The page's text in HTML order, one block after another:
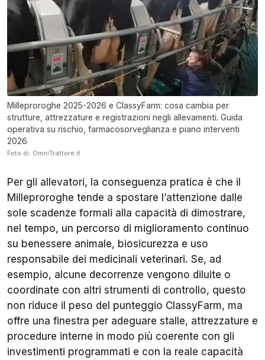
Milleproroghe 2025-2026 e ClassyFarm: cosa cambia per
strutture, attrezzature e registrazioni negli allevamenti. Guida
operativa su rischio, farmacosorveglianza e piano interventi
2026
Foto di: OmniTrattore.it
Per gli allevatori, la conseguenza pratica è che il
Milleproroghe tende a spostare l’attenzione dalle
sole scadenze formali alla capacità di dimostrare,
nel tempo, un percorso di miglioramento continuo
su benessere animale, biosicurezza e uso
responsabile dei medicinali veterinari. Se, ad
esempio, alcune decorrenze vengono diluite o
coordinate con altri strumenti di controllo, questo
non riduce il peso del punteggio ClassyFarm, ma
offre una finestra per adeguare stalle, attrezzature e
procedure interne in modo più coerente con gli
investimenti programmati e con la reale capacità